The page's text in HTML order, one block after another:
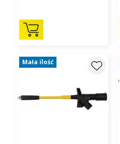
Mała ilość